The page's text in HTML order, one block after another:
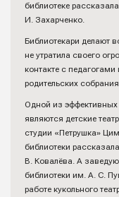
библиотеке
И. Захарченко.
Библиотекари делают
не утратила своего
контакте с
родительских
Одной из
являются детские
студии «Петрушка»
библиотеки
В. Ковалёва. А
библиотеки им. А. С.
работе кукольного